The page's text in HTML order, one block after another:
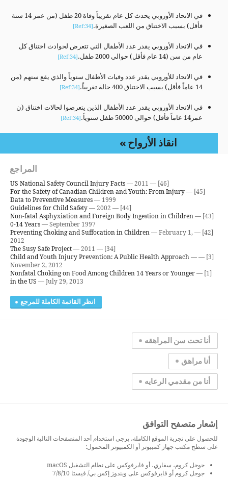
في الاتحاد الأوروبي يحدث كل عام تقريباً وفاة 20 طفل (من عمر 14 سنة
فأقل) بسبب الاختناق من اللعب الصغيرة.[Ref:34]
في الاتحاد الأوروبي يقدر عدد الأطفال التي تتعرض لحوادث اختناق كل
عام من سن (14 عام فأقل) حوالي 2000 طفل.
[Ref:34]
في الاتحاد للأوروبي يقدر عدد وفيات الأطفال سنوياً والذي يقع سنهم (من
14 عاماً فأقل) بسبب الاختناق 400 حالة تقريباً.
[Ref:34]
في الاتحاد الأوروبي يقدر عدد الأطفال الذين يتعرضوا لحالات اختناق (ن
عمر14 عاماً فأقل) حوالي 50000 طفل سنوياً.
[Ref:34]
انقاذ الأرواح
المراجع
[46] —
US National Safety Council Injury Facts— 2011
[45] —
For the Safety of Canadian Children and Youth: From Injury
Data to Preventive Measures— 1999
[44] —
Guidelines for Child Safety— 2002
[43] —
Non-fatal Asphyxiation and Foreign Body Ingestion in Children
0-14 Years— September 1997
[42] —
Preventing Choking and Suffocation in Children— February 1,
2012
[34] —
The Susy Safe Project— 2011
[3] —
Child and Youth Injury Prevention: A Public Health Approach—
November 2, 2012
[1] —
Nonfatal Choking on Food Among Children 14 Years or Younger
in the US — July 29, 2013
انظر القائمة الكاملة للمرجع
أنا تحت سن المراهقه
أنا مراهق
أنا من مقدمي الرعايه
إشعار متصفح التوافق
للحصول على تجربة الموقع الكاملة، يرجى استخدام أحد المتصفحات التالية الوجودة
على سطح مكتب جهاز كمبيوتر أو الكمبيوتر المحمول:
جوجل كروم، سفاري، أو فايرفوكس على نظام التشغيل macOS
جوجل كروم أو فايرفوكس على ويندوز إكس بي/ فيستا 7/8/10